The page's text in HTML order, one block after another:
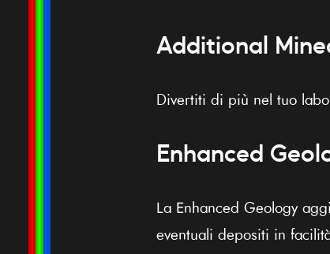
Additional
Divertiti di più nel tuo
Enhanced
La Enhanced Geology
eventuali depositi in